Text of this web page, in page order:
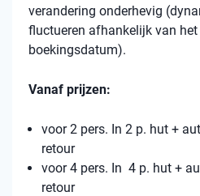
verandering onderhevig
fluctueren afhankelijk van het
boekingsdatum).
Vanaf prijzen:
voor 2 pers. In 2 p. hut +
retour
voor 4 pers. In 4 p. hut +
retour